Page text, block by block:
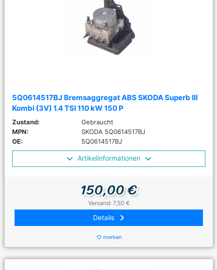
5Q0614517BJ Bremsaggregat ABS SKODA Superb III
Kombi (3V) 1.4 TSI 110 kW 150 P
Zustand:
Gebraucht
MPN:
SKODA 5Q0614517BJ
OE:
5Q0614517BJ
Artikelinformationen
150,00 €
Versand: 7,50 €
Details keyboard_arrow_right
favorite_border merken